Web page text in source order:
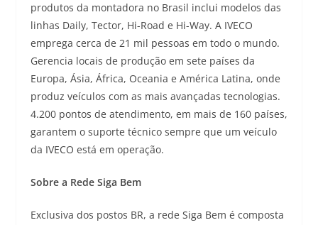
produtos da montadora no Brasil inclui modelos das
linhas Daily, Tector, Hi-Road e Hi-Way. A IVECO
emprega cerca de 21 mil pessoas em todo o mundo.
Gerencia locais de produção em sete países da
Europa, Ásia, África, Oceania e América Latina, onde
produz veículos com as mais avançadas tecnologias.
4.200 pontos de atendimento, em mais de 160 países,
garantem o suporte técnico sempre que um veículo
da IVECO está em operação.
Sobre a Rede Siga Bem
Exclusiva dos postos BR, a rede Siga Bem é composta